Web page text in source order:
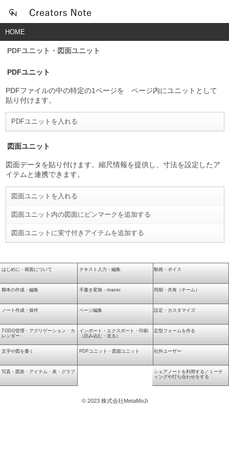
HOME
PDFユニット・図面ユニット
PDFユニット
PDFファイルの中の特定の1ページを ページ内にユニットとして
貼り付けます。
PDFユニットを入れる
図面ユニット
図面データを貼り付けます。縮尺情報を提供し、寸法を設定したア
イテムと連携できます。
図面ユニットを入れる
図面ユニット内の図面にピンマークを追加する
図面ユニットに実寸付きアイテムを追加する
はじめに・画面について
脚本の作成・編集
ノート作成・操作
TODO管理・アグリゲーション・カ
レンダー
文字や図を書く
写真・図形・アイテム・表・グラフ
テキスト入力・編集
手書き変換 - mazec
ページ編集
インポート・エクスポート・印刷
（読み込む・送る）
PDFユニット・図面ユニット
動画・ボイス
同期・共有（チーム）
設定・カスタマイズ
定型フォームを作る
社外ユーザー
シェアノートを利用する／ミーテ
ィングや打ち合わせをする
© 2023 株式会社MetaMoJi